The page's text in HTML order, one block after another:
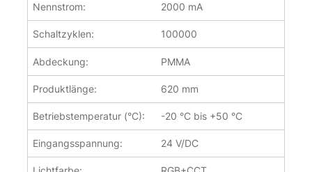
Nennstrom: 2000 mA
Schaltzyklen: 100000
Abdeckung: PMMA
Produktlänge: 620 mm
Betriebstemperatur (°C): -20 °C bis +50 °C
Eingangsspannung: 24 V/DC